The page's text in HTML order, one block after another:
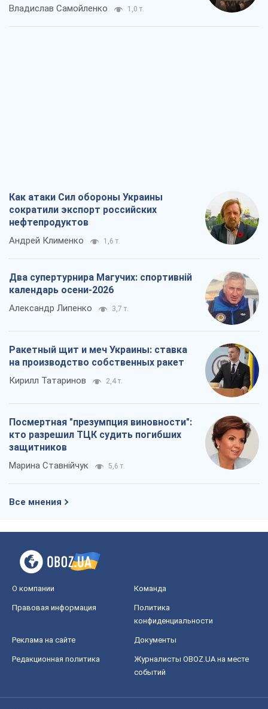
Владислав Самойленко 1,0 т.
Как атаки Сил обороны Украины
сократили экспорт российских
нефтепродуктов
Андрей Клименко 1,6 т.
Два супертурнира Магучих: спортивній
календарь осени-2026
Александр Липенко 3,7 т.
Ракетный щит и меч Украины: ставка
на производство собственных ракет
Кирилл Татаринов 2,4 т.
Посмертная "презумпция виновности":
кто разрешил ТЦК судить погибших
защитников
Марина Ставнійчук 5,6 т.
Все мнения
О компании Команда
Правовая информация
Политика
конфиденциальности
Реклама на сайте Документы
Редакционная политика
Журналисты OBOZ.UA на месте
событий